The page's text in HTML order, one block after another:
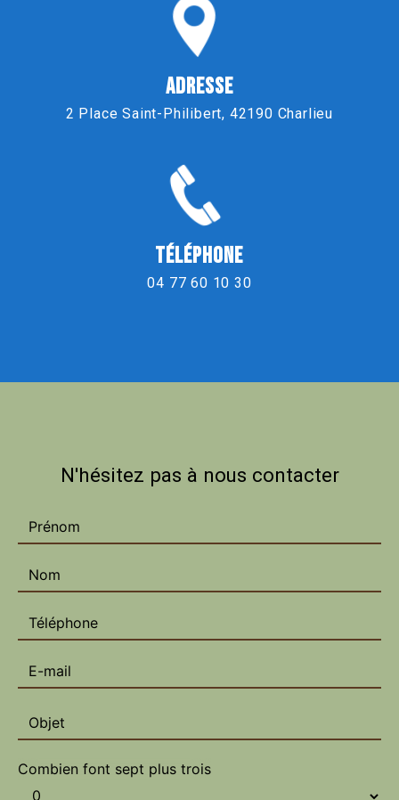
ADRESSE
2 Place Saint-Philibert, 42190 Charlieu
TÉLÉPHONE
04 77 60 10 30
N'hésitez pas à nous contacter
Combien font sept plus trois